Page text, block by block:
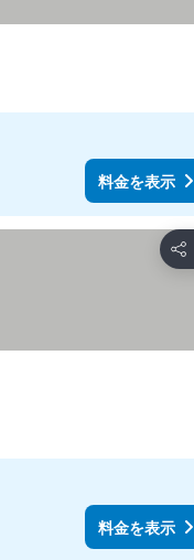
料金を表示
シ
料金を表示